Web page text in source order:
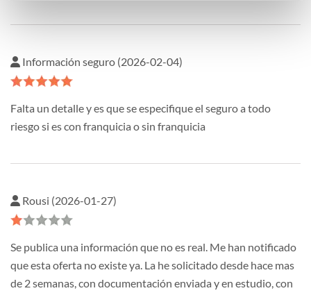
Información seguro (2026-02-04)
Falta un detalle y es que se especifique el seguro a todo
riesgo si es con franquicia o sin franquicia
Rousi (2026-01-27)
Se publica una información que no es real. Me han notificado
que esta oferta no existe ya. La he solicitado desde hace mas
de 2 semanas, con documentación enviada y en estudio, con